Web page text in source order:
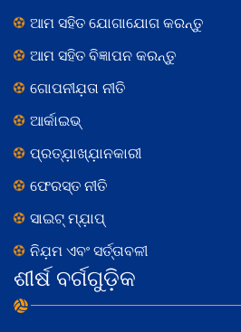
ଆମ ସହିତ ଯୋଗାଯୋଗ କରନ୍ତୁ
ଆମ ସହିତ ବିଜ୍ଞାପନ କରନ୍ତୁ
ଗୋପନୀଯ଼ତା ନୀତି
ଆର୍କାଇଭ୍
ପ୍ରତ୍ଯ଼ାଖ୍ଯ଼ାନକାରୀ
ଫେରସ୍ତ ନୀତି
ସାଇଟ୍ ମ୍ଯ଼ାପ୍
ନିଯ଼ମ ଏବଂ ସର୍ତ୍ତାବଳୀ
ଶୀର୍ଷ ବର୍ଗଗୁଡ଼ିକ